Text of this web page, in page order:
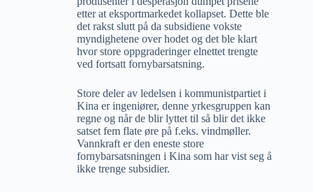
etter at eksportmarkedet kollapset. Dette ble
det rakst slutt på da subsidiene vokste
myndighetene over hodet og det ble klart
hvor store oppgraderinger elnettet trengte
ved fortsatt fornybarsatsning.
Store deler av ledelsen i kommunistpartiet i
Kina er ingeniører, denne yrkesgruppen kan
regne og når de blir lyttet til så blir det ikke
satset fem flate øre på f.eks. vindmøller.
Vannkraft er den eneste store
fornybarsatsningen i Kina som har vist seg å
ikke trenge subsidier.